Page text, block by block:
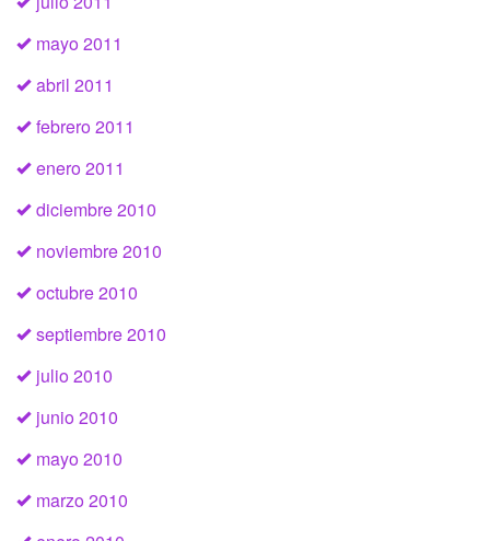
mayo 2011
abril 2011
febrero 2011
enero 2011
diciembre 2010
noviembre 2010
octubre 2010
septiembre 2010
julio 2010
junio 2010
mayo 2010
marzo 2010